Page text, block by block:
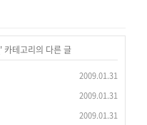
' 카테고리의 다른 글
2009.01.31
2009.01.31
2009.01.31